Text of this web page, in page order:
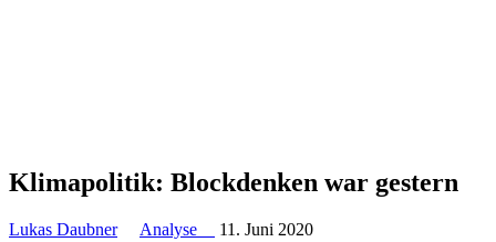
Klima­po­litik: Block­denken war gestern
Lukas Daubner Analyse 11. Juni 2020